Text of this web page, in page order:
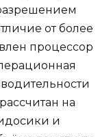
от более
процессор
на
и